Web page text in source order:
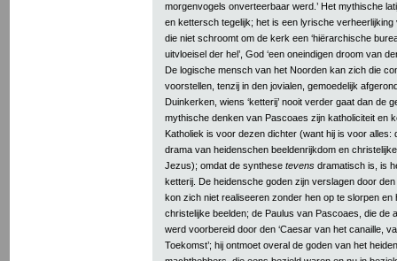
morgenvogels onverteerbaar werd.’ Het mythische
en kettersch tegelijk; het is een lyrische
die niet schroomt om de kerk een ‘hiërarchische
uitvloeisel der hel’, God ‘een oneindigen droom van
De logische mensch van het Noorden kan zich die
voorstellen, tenzij in den jovialen, gemoedelijk
Duinkerken, wiens ‘ketterij’ nooit verder gaat dan de
mythische denken van Pascoaes zijn katholiciteit en
Katholiek is voor dezen dichter (want hij is voor alles:
drama van heidenschen beeldenrijkdom en
Jezus); omdat de synthese tevens dramatisch is, is
ketterij. De heidensche goden zijn verslagen door
kon zich niet realiseeren zonder hen op te slorpen en
christelijke beelden; de Paulus van Pascoaes, die de
werd voorbereid door den ‘Caesar van het canaille,
Toekomst’; hij ontmoet overal de goden van het